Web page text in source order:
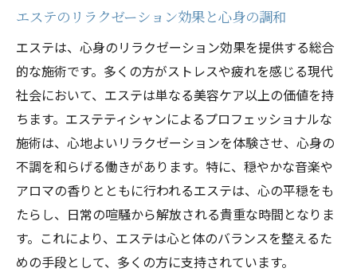
リラクゼーションを促進するエステの技術
エステのリラックス環境がもたらす心地よ
さ
エステティシャンの技術が引き出すリラク
ゼーション効果
心身をリラックスさせる全身エステの役割
全身エステで得られる深い癒しの体験
専門的エステ施術で疲れを解消し新たなエネル
ギーを
専門的なエステ施術で心身の疲れを癒す方
エステのリラクゼーション効果と心身の調和
エステは、心身のリラクゼーション効果を提供する総合
的な施術です。多くの方がストレスや疲れを感じる現代
社会において、エステは単なる美容ケア以上の価値を持
ちます。エステティシャンによるプロフェッショナルな
施術は、心地よいリラクゼーションを体験させ、心身の
不調を和らげる働きがあります。特に、穏やかな音楽や
アロマの香りとともに行われるエステは、心の平穏をも
たらし、日常の喧騒から解放される貴重な時間となりま
す。これにより、エステは心と体のバランスを整えるた
めの手段として、多くの方に支持されています。